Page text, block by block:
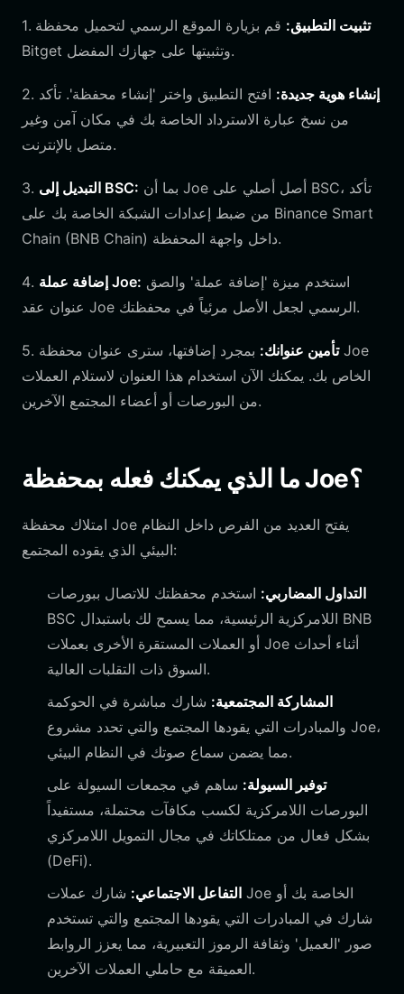
1. تثبيت التطبيق: قم بزيارة الموقع الرسمي لتحميل محفظة
Bitget وتثبيتها على جهازك المفضل.
2. إنشاء هوية جديدة: افتح التطبيق واختر 'إنشاء محفظة'. تأكد
من نسخ عبارة الاسترداد الخاصة بك في مكان آمن وغير
متصل بالإنترنت.
3. التبديل إلى BSC:
من ضبط إعدادات الشبكة الخاصة بك على Binance Smart
Chain (BNB Chain) داخل واجهة المحفظة.
4. إضافة عملة Joe:
عنوان عقد Joe الرسمي لجعل الأصل مرئياً في محفظتك.
5. تأمين عنوانك: بمجرد إضافتها، سترى عنوان محفظة Joe
الخاص بك. يمكنك الآن استخدام هذا العنوان لاستلام العملات
من البورصات أو أعضاء المجتمع الآخرين.
ما الذي يمكنك فعله بمحفظة Joe؟
امتلاك محفظة Joe يفتح العديد من الفرص داخل النظام
البيئي الذي يقوده المجتمع:
التداول المضاربي: استخدم محفظتك للاتصال ببورصات
BSC اللامركزية الرئيسية، مما يسمح لك باستبدال BNB
أو العملات المستقرة الأخرى بعملات Joe أثناء أحداث
السوق ذات التقلبات العالية.
المشاركة المجتمعية: شارك مباشرة في الحوكمة
والمبادرات التي يقودها المجتمع والتي تحدد مشروع Joe،
مما يضمن سماع صوتك في النظام البيئي.
توفير السيولة: ساهم في مجمعات السيولة على
البورصات اللامركزية لكسب مكافآت محتملة، مستفيداً
بشكل فعال من ممتلكاتك في مجال التمويل اللامركزي
(DeFi).
التفاعل الاجتماعي: شارك عملات Joe الخاصة بك أو
شارك في المبادرات التي يقودها المجتمع والتي تستخدم
صور 'العميل' وثقافة الرموز التعبيرية، مما يعزز الروابط
العميقة مع حاملي العملات الآخرين.